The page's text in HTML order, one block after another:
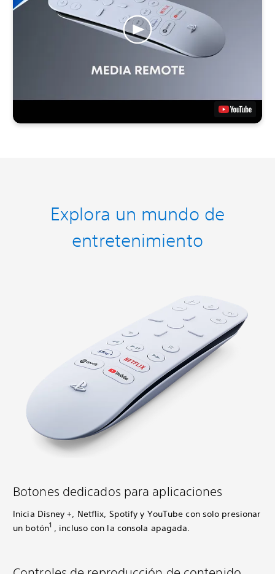
Explora un mundo de
entretenimiento
Botones dedicados para aplicaciones
Inicia Disney +, Netflix, Spotify y YouTube con solo presionar
un botón1 , incluso con la consola apagada.